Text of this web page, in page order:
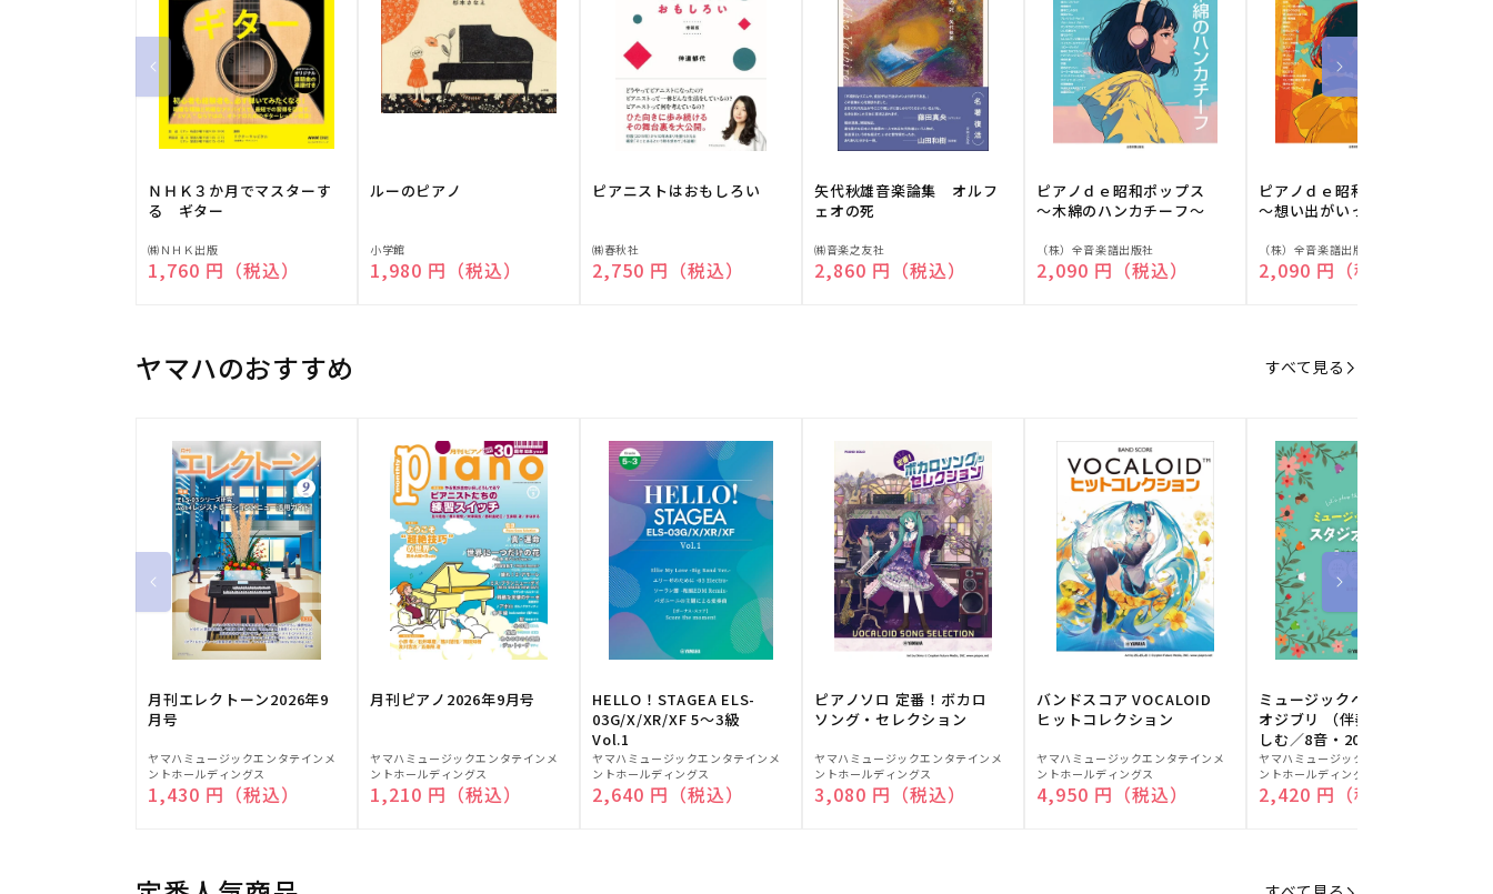
ＮＨＫ３か月でマスターす
る ギター
販
売
㈱ＮＨＫ出版
通常価格
1,760 円（税込）
ルーのピアノ
販
売
小学館
通常価格
1,980 円（税込）
ピアニストはおもしろい
販
売
㈱春秋社
通常価格
2,750 円（税込）
矢代秋雄音楽論集 オルフ
ェオの死
販
売
㈱音楽之友社
通常価格
2,860 円（税込）
ピアノｄｅ昭和ポップス
～木綿のハンカチーフ～
販
売
（株）全音楽譜出版社
通常価格
2,090 円（税込）
ピアノｄｅ昭和ポップス
～想い出がいっぱい～
販
売
（株）全音楽譜出版社
通常価格
2,090 円（税込）
ヤマハのおすすめ すべて見る
月刊エレクトーン2026年9
月号
販
売
元:
ヤマハミュージックエンタテインメ
ントホールディングス
通常価格
1,430 円（税込）
月刊ピアノ2026年9月号
販
売
元:
ヤマハミュージックエンタテインメ
ントホールディングス
通常価格
1,210 円（税込）
HELLO！STAGEA ELS-
03G/X/XR/XF 5～3級
Vol.1
販
売
元:
ヤマハミュージックエンタテインメ
ントホールディングス
通常価格
2,640 円（税込）
ピアノソロ 定番！ボカロ
ソング・セレクション
販
売
元:
ヤマハミュージックエンタテインメ
ントホールディングス
通常価格
3,080 円（税込）
バンドスコア VOCALOID
ヒットコレクション
販
売
元:
ヤマハミュージックエンタテインメ
ントホールディングス
通常価格
4,950 円（税込）
ミュージックベルでスタジ
オジブリ （伴奏音源と楽
しむ／8音・20音ベル対応
／ドレミふりがな付）
販
売
元:
ヤマハミュージックエンタテインメ
ントホールディングス
通常価格
2,420 円（税込）